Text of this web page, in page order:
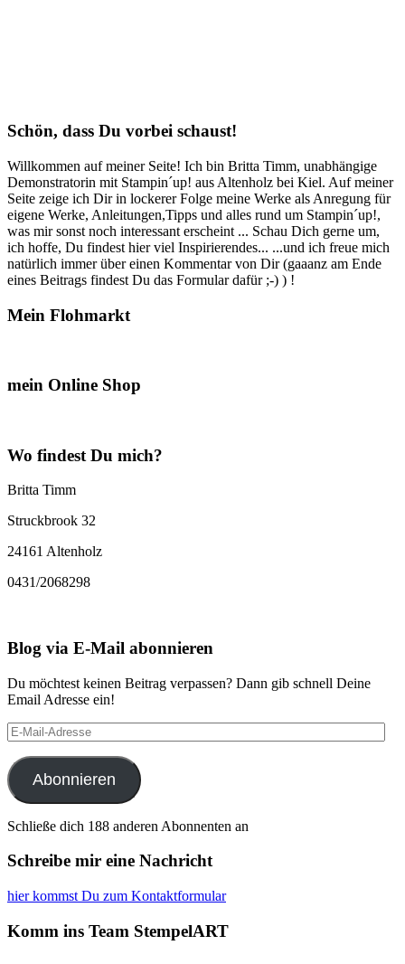
Schön, dass Du vorbei schaust!
Willkommen auf meiner Seite! Ich bin Britta Timm, unabhängige
Demonstratorin mit Stampin´up! aus Altenholz bei Kiel. Auf meiner
Seite zeige ich Dir in lockerer Folge meine Werke als Anregung für
eigene Werke, Anleitungen,Tipps und alles rund um Stampin´up!,
was mir sonst noch interessant erscheint ... Schau Dich gerne um,
ich hoffe, Du findest hier viel Inspirierendes... ...und ich freue mich
natürlich immer über einen Kommentar von Dir (gaaanz am Ende
eines Beitrags findest Du das Formular dafür ;-) ) !
Mein Flohmarkt
mein Online Shop
Wo findest Du mich?
Britta Timm
Struckbrook 32
24161 Altenholz
0431/2068298
Blog via E-Mail abonnieren
Du möchtest keinen Beitrag verpassen? Dann gib schnell Deine
Email Adresse ein!
E-
Mail-
Adresse
Abonnieren
Schließe dich 188 anderen Abonnenten an
Schreibe mir eine Nachricht
hier kommst Du zum Kontaktformular
Komm ins Team StempelART